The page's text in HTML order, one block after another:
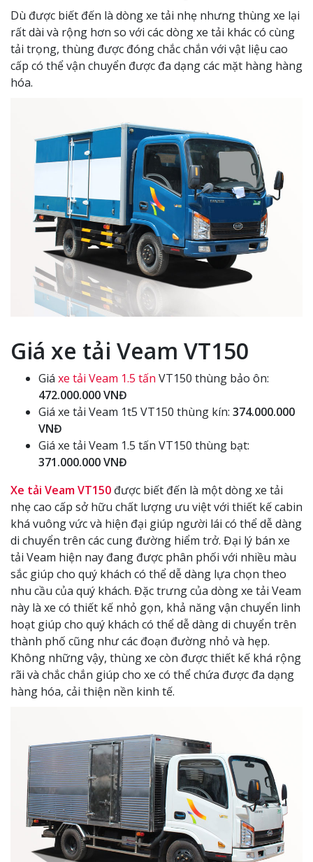
Dù được biết đến là dòng xe tải nhẹ nhưng thùng xe lại
rất dài và rộng hơn so với các dòng xe tải khác có cùng
tải trọng, thùng được đóng chắc chắn với vật liệu cao
cấp có thể vận chuyển được đa dạng các mặt hàng hàng
hóa.
Giá xe tải Veam VT150
Giá xe tải Veam 1.5 tấn VT150 thùng bảo ôn:
472.000.000 VNĐ
Giá xe tải Veam 1t5 VT150 thùng kín: 374.000.000
VNĐ
Giá xe tải Veam 1.5 tấn VT150 thùng bạt:
371.000.000 VNĐ
Xe tải Veam VT150 được biết đến là một dòng xe tải
nhẹ cao cấp sở hữu chất lượng ưu việt với thiết kế cabin
khá vuông vức và hiện đại giúp người lái có thể dễ dàng
di chuyển trên các cung đường hiểm trở. Đại lý bán xe
tải Veam hiện nay đang được phân phối với nhiều màu
sắc giúp cho quý khách có thể dễ dàng lựa chọn theo
nhu cầu của quý khách. Đặc trưng của dòng xe tải Veam
này là xe có thiết kế nhỏ gọn, khả năng vận chuyển linh
hoạt giúp cho quý khách có thể dễ dàng di chuyển trên
thành phố cũng như các đoạn đường nhỏ và hẹp.
Không những vậy, thùng xe còn được thiết kế khá rộng
rãi và chắc chắn giúp cho xe có thể chứa được đa dạng
hàng hóa, cải thiện nền kinh tế.